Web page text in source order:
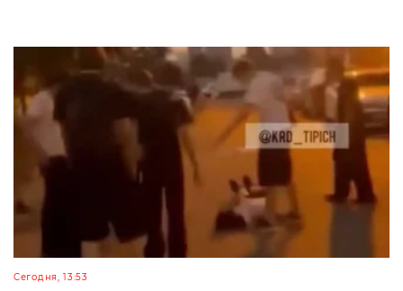
Сегодня, 13:53